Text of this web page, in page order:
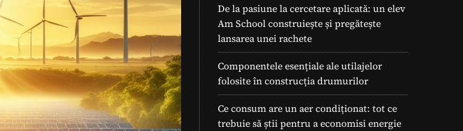
De la pasiune la cercetare aplicată: un elev
Am School construiește și pregătește
lansarea unei rachete
Componentele esențiale ale utilajelor
folosite în construcția drumurilor
Ce consum are un aer condiționat: tot ce
trebuie să știi pentru a economisi energie